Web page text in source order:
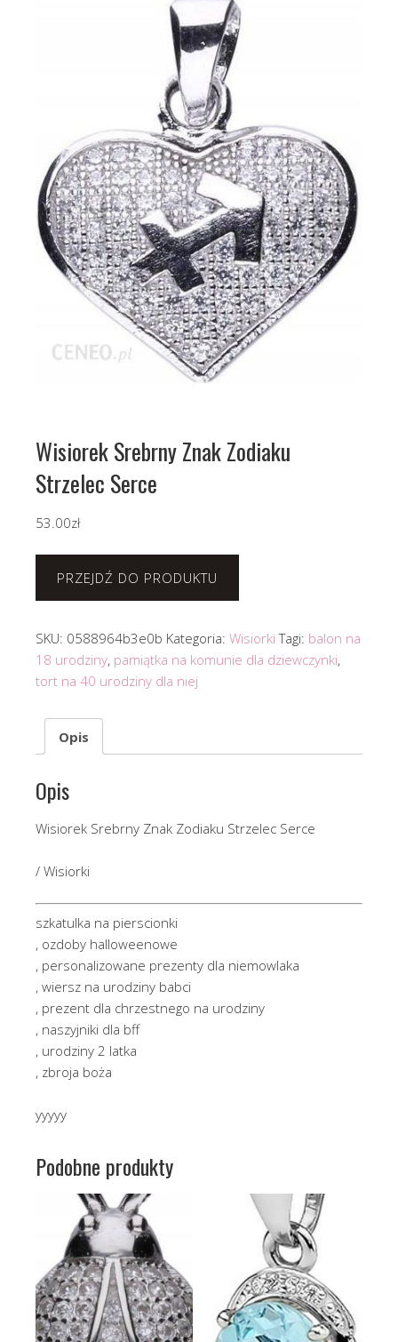
Wisiorek Srebrny Znak Zodiaku
Strzelec Serce
53.00zł
PRZEJDŹ DO PRODUKTU
SKU: 0588964b3e0b Kategoria: Wisiorki Tagi: balon na
18 urodziny, pamiątka na komunie dla dziewczynki,
tort na 40 urodziny dla niej
Opis
Opis
Wisiorek Srebrny Znak Zodiaku Strzelec Serce
/ Wisiorki
szkatulka na pierscionki
, ozdoby halloweenowe
, personalizowane prezenty dla niemowlaka
, wiersz na urodziny babci
, prezent dla chrzestnego na urodziny
, naszyjniki dla bff
, urodziny 2 latka
, zbroja boża
yyyyy
Podobne produkty